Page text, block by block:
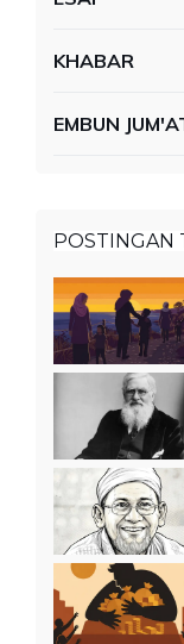
KHABAR
EMBUN
POSTINGAN